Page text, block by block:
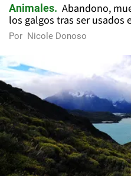
Animales
Abandono,
los galgos tras ser usados
Por Nicole Donoso